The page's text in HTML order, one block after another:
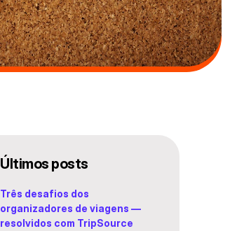
Últimos posts
Três desafios dos
organizadores de viagens —
resolvidos com TripSource